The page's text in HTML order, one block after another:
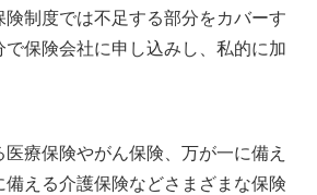
険制度では不足する部分をカバーす
で保険会社に申し込みし、私的に加
療保険やがん保険、万が一に備え
備える介護保険などさまざまな保険